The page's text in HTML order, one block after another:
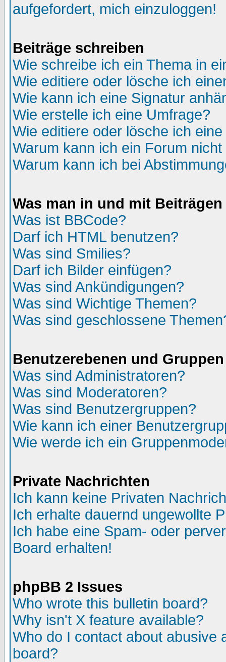
aufgefordert, mich einzuloggen!
Beiträge schreiben
Wie schreibe ich ein Thema in
Wie editiere oder lösche ich
Wie kann ich eine Signatur
Wie erstelle ich eine Umfrage?
Wie editiere oder lösche ich
Warum kann ich ein Forum
Warum kann ich bei
Was man in und mit
Was ist BBCode?
Darf ich HTML benutzen?
Was sind Smilies?
Darf ich Bilder einfügen?
Was sind Ankündigungen?
Was sind Wichtige Themen?
Was sind geschlossene
Benutzerebenen und Gruppen
Was sind Administratoren?
Was sind Moderatoren?
Was sind Benutzergruppen?
Wie kann ich einer
Wie werde ich ein
Private Nachrichten
Ich kann keine Privaten
Ich erhalte dauernd ungewollte
Ich habe eine Spam- oder
Board erhalten!
phpBB 2 Issues
Who wrote this bulletin board?
Why isn't X feature available?
Who do I contact about abusive
board?